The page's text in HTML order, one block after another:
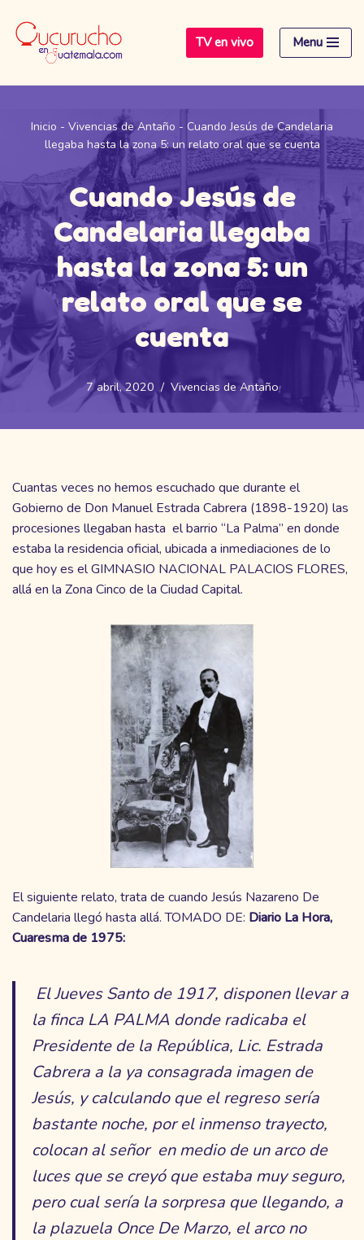
Saltar
contenido
TV en vivo Menu
Inicio - Vivencias de Antaño - Cuando Jesús de Candelaria
llegaba hasta la zona 5: un relato oral que se cuenta
Cuando Jesús de
Candelaria llegaba
hasta la zona 5: un
relato oral que se
cuenta
7 abril, 2020 Vivencias de Antaño
Cuantas veces no hemos escuchado que durante el
Gobierno de Don Manuel Estrada Cabrera (1898-1920) las
procesiones llegaban hasta el barrio “La Palma” en donde
estaba la residencia oficial, ubicada a inmediaciones de lo
que hoy es el GIMNASIO NACIONAL PALACIOS FLORES,
allá en la Zona Cinco de la Ciudad Capital.
El siguiente relato, trata de cuando Jesús Nazareno De
Candelaria llegó hasta allá. TOMADO DE: Diario La Hora,
Cuaresma de 1975:
El Jueves Santo de 1917, disponen llevar a
la finca LA PALMA donde radicaba el
Presidente de la República, Lic. Estrada
Cabrera a la ya consagrada imagen de
Jesús, y calculando que el regreso sería
bastante noche, por el inmenso trayecto,
colocan al señor en medio de un arco de
luces que se creyó que estaba muy seguro,
pero cual sería la sorpresa que llegando, a
la plazuela Once De Marzo, el arco no